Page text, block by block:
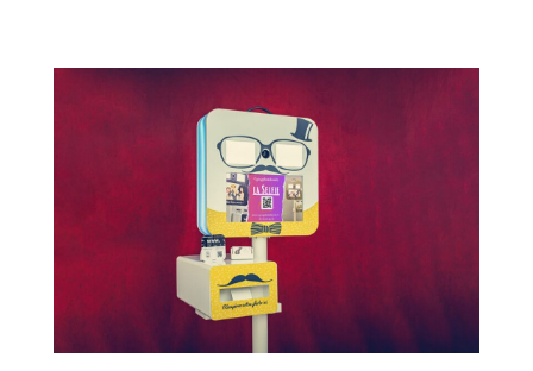
La borne à selfie qui met le fun à
l'honneur
design élégant
écran tactile de 19 pouces
fonctionnalités avancées